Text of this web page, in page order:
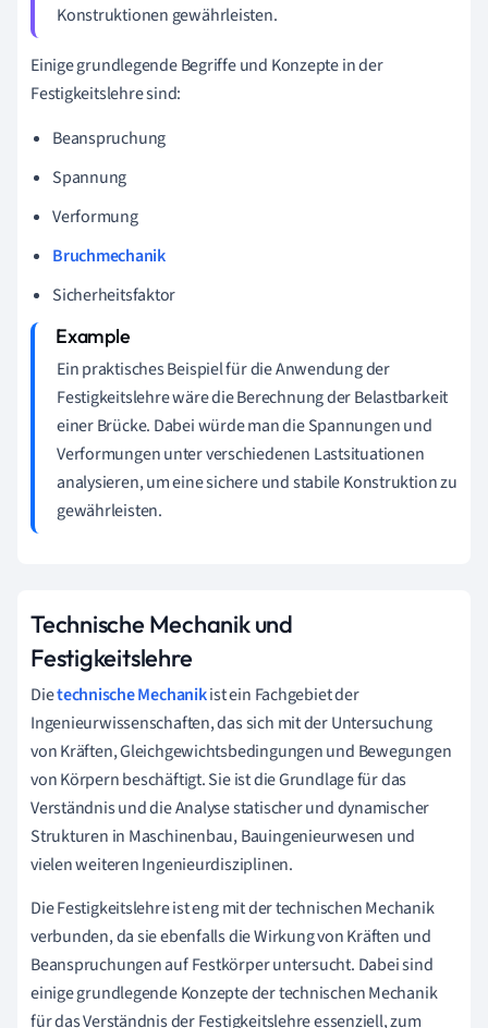
Konstruktionen gewährleisten.
Einige grundlegende Begriffe und Konzepte in der
Festigkeitslehre sind:
Beanspruchung
Spannung
Verformung
Bruchmechanik
Sicherheitsfaktor
Ein praktisches Beispiel für die Anwendung der
Festigkeitslehre wäre die Berechnung der Belastbarkeit
einer Brücke. Dabei würde man die Spannungen und
Verformungen unter verschiedenen Lastsituationen
analysieren, um eine sichere und stabile Konstruktion zu
gewährleisten.
Technische Mechanik und
Festigkeitslehre
Dietechnische Mechanikist ein Fachgebiet der
Ingenieurwissenschaften, das sich mit der Untersuchung
von Kräften, Gleichgewichtsbedingungen und Bewegungen
von Körpern beschäftigt. Sie ist die Grundlage für das
Verständnis und die Analyse statischer und dynamischer
Strukturen in Maschinenbau, Bauingenieurwesen und
vielen weiteren Ingenieurdisziplinen.
Die Festigkeitslehre ist eng mit der technischen Mechanik
verbunden, da sie ebenfalls die Wirkung von Kräften und
Beanspruchungen auf Festkörper untersucht. Dabei sind
einige grundlegende Konzepte der technischen Mechanik
für das Verständnis der Festigkeitslehre essenziell, zum